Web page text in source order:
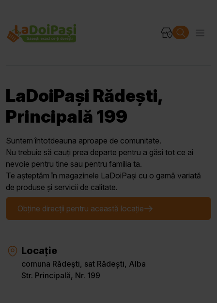
LaDoiPași Rădești,
Principală 199
Suntem întotdeauna aproape de comunitate.
Nu trebuie să cauți prea departe pentru a găsi tot ce ai
nevoie pentru tine sau pentru familia ta.
Te așteptăm în magazinele LaDoiPași cu o gamă variată
de produse și servicii de calitate.
Obține direcții pentru această locație
Locație
comuna Rădești, sat Rădești, Alba
Str. Principală, Nr. 199